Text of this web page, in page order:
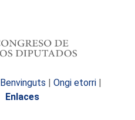
Benvinguts | Ongi etorri |
Enlaces